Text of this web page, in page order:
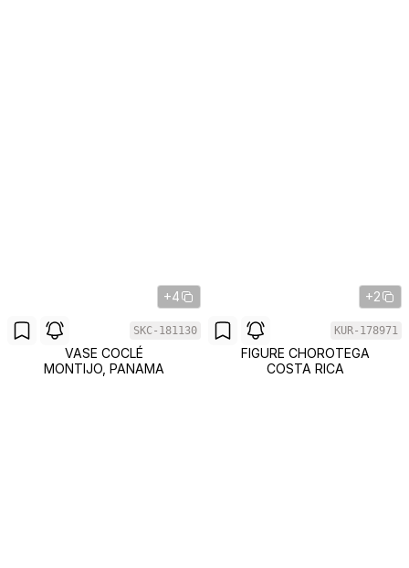
+4
SKC-181130
VASE COCLÉ
MONTIJO, PANAMA
+2
KUR-178971
FIGURE CHOROTEGA
COSTA RICA